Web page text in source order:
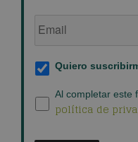
de
Suscripción
al
blog
*
Quiero
Política
de
Al completar este
política de